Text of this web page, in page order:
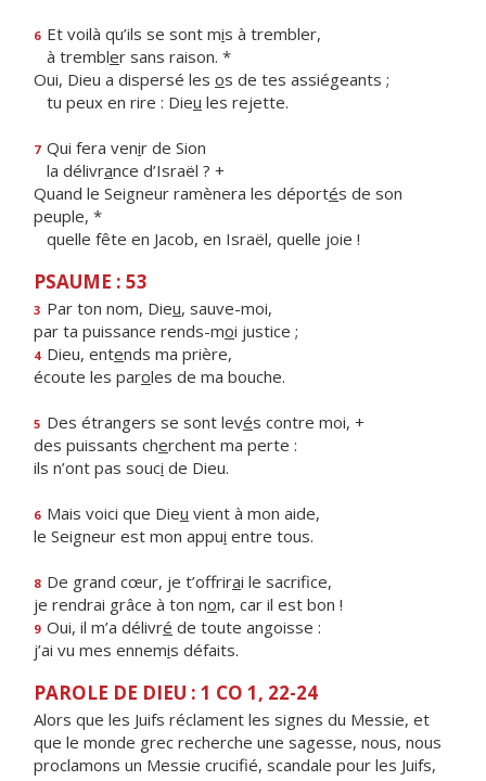
6 Et voilà qu’ils se sont mis à trembler,
à trembler sans raison. *
Oui, Dieu a dispersé les os de tes assiégeants ;
tu peux en rire : Dieu les rejette.
7 Qui fera venir de Sion
la délivrance d’Israël ? +
Quand le Seigneur ramènera les déportés de son
peuple, *
quelle fête en Jacob, en Israël, quelle joie !
PSAUME : 53
3 Par ton nom, Dieu, sauve-moi,
par ta puissance rends-moi justice ;
4 Dieu, entends ma prière,
écoute les paroles de ma bouche.
5 Des étrangers se sont levés contre moi, +
des puissants cherchent ma perte :
ils n’ont pas souci de Dieu.
6 Mais voici que Dieu vient à mon aide,
le Seigneur est mon appui entre tous.
8 De grand cœur, je t’offrirai le sacrifice,
je rendrai grâce à ton nom, car il est bon !
9 Oui, il m’a délivré de toute angoisse :
j’ai vu mes ennemis défaits.
PAROLE DE DIEU : 1 CO 1, 22-24
Alors que les Juifs réclament les signes du Messie, et
que le monde grec recherche une sagesse, nous, nous
proclamons un Messie crucifié, scandale pour les Juifs,